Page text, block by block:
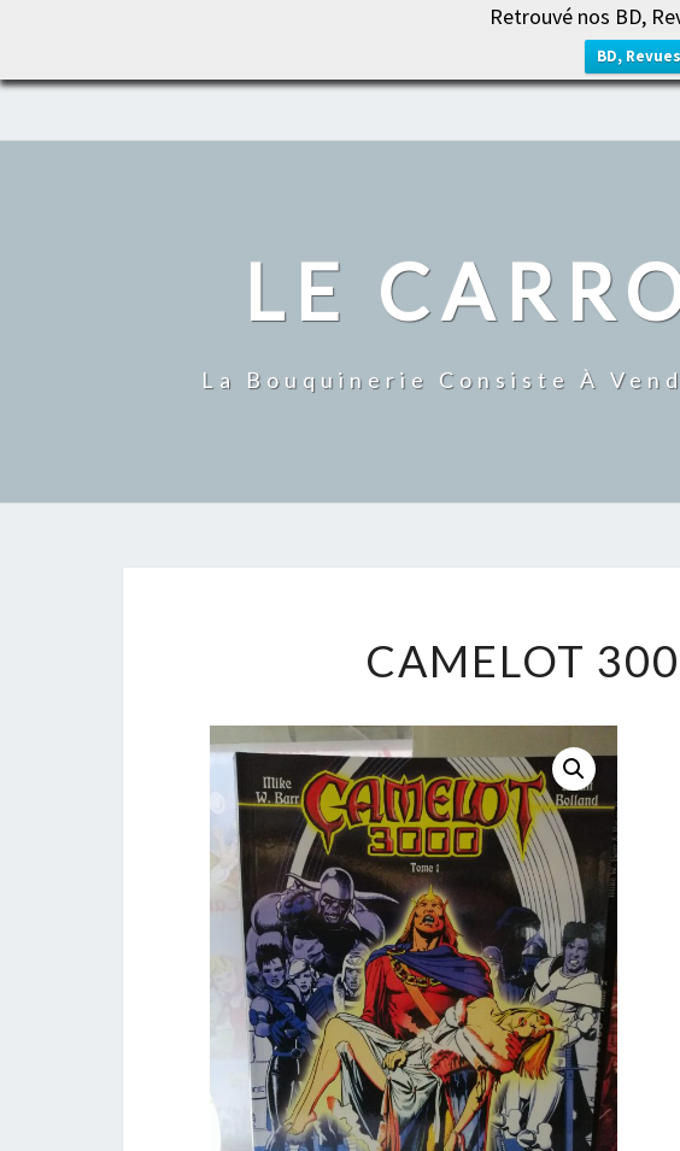
Retrouvé nos BD,
BD,
LE
La Bouquinerie Consiste À
CAMELOT